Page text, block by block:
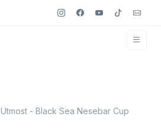
Utmost - Black Sea Nesebar Cup